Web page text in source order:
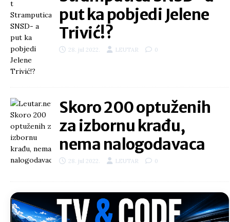
put ka pobjedi Jelene
Trivić!?
28. jul 2022. LEUTAR 0
Skoro 200 optuženih
za izbornu krađu,
nema nalogodavaca
28. jul 2022. LEUTAR 0